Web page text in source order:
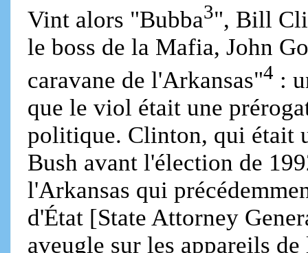
Vint alors "Bubba3", Bill
le boss de la Mafia, John
caravane de l'Arkansas"4 :
que le viol était une
politique. Clinton, qui était
Bush avant l'élection de
l'Arkansas qui
d'État [State Attorney
aveugle sur les appareils